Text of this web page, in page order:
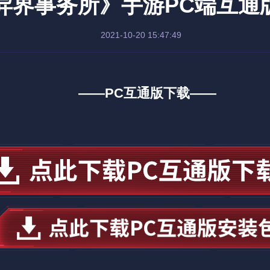
界事务所》手游PC端互通
2021-10-20 15:47:49
——PC互通版下载——